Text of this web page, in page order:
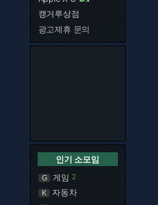
캥거루상점
광고제휴 문의
인기 소모임
G 게임 2
K 자동차